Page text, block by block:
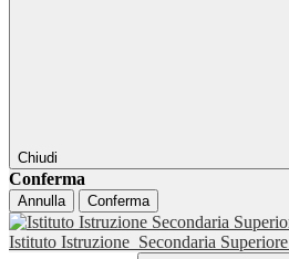
Chiudi
Conferma
Annulla Conferma
Istituto Istruzione Secondaria Superiore